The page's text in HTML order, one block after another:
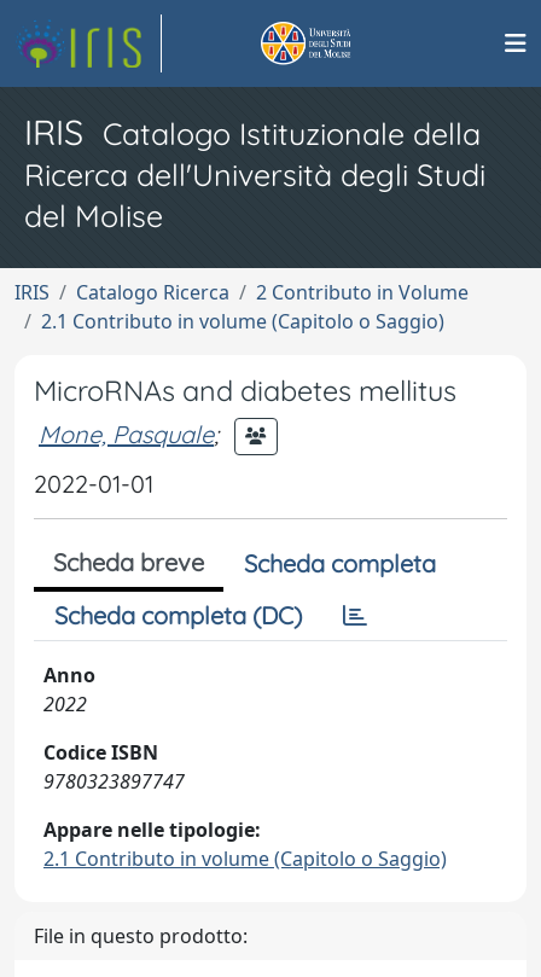
IRIS Catalogo Istituzionale della
Ricerca dell'Università degli Studi
del Molise
IRIS Catalogo Ricerca
2 Contributo in Volume
2.1 Contributo in volume (Capitolo o Saggio)
MicroRNAs and diabetes mellitus
Mone, Pasquale;
2022-01-01
Scheda breve
Scheda completa
Scheda completa (DC)
Anno
2022
Codice ISBN
9780323897747
Appare nelle tipologie:
2.1 Contributo in volume (Capitolo o Saggio)
File in questo prodotto: